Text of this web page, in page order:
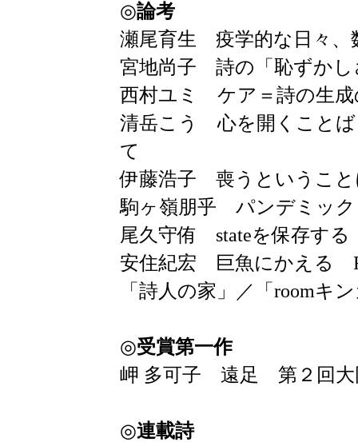
◎論考
瀬尾育生 疫学的な日々、
宮地尚子 詩の「恥ずかし
西村ユミ ケア＝詩の生成
清岳こう 心を開くこと
て
伊藤浩子 喪うということ
駒ヶ嶺朋乎 パンデミック
尾久守侑 stateを保存する
安住紀宏 巨魚にかえる
「詩人の家」／「room
◎受賞第一作
岬 多可子 遠足 第２回大
◎連載詩